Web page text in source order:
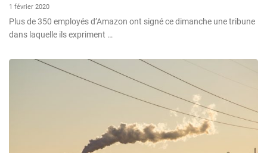
1 février 2020
Plus de 350 employés d’Amazon ont signé ce dimanche une tribune
dans laquelle ils expriment …